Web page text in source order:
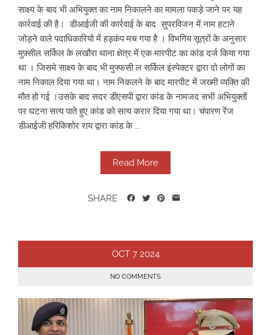
साक्ष्य के बाद भी अभियुक्त का नाम निकालने का मामला पकड़े जाने पर यह
कार्रवाई की है। डीआईजी की कार्रवाई के बाद सुपरविजन में नाम हटाने
जोड़ने वाले पदाधिकारियो में हड़कंप मच गया है । विभगिय सूत्रों के अनुसार
मुफ़्सील सर्किल के लखौरा थाना क्षेत्र में एक मारपीट का कांड दर्ज किया गया
था । जिसमे साक्ष्य के बाद भी मुफ्फसी ल सर्किल इंस्पेक्टर द्वारा दो लोगों का
नाम निकाल दिया गया था। नाम निकलने के बाद मारपीट में जख्मी व्यक्ति की
मौत हो गई ।उसके बाद सदर डीएसपी द्वारा कांड के नामजद सभी अभियुक्तों
पर घटना सत्य पाते हुए कांड को सत्य करार दिया गया था। चंपारण रेंज
डीआईजी हरिकिशोर राय द्वारा कांड के ...
Read More
SHARE
OCT 7 2024
NO COMMENTS